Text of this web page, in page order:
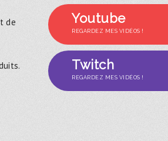
de
Youtube
REGARDEZ MES VIDÉOS !
Twitch
REGARDEZ MES VIDÉOS !